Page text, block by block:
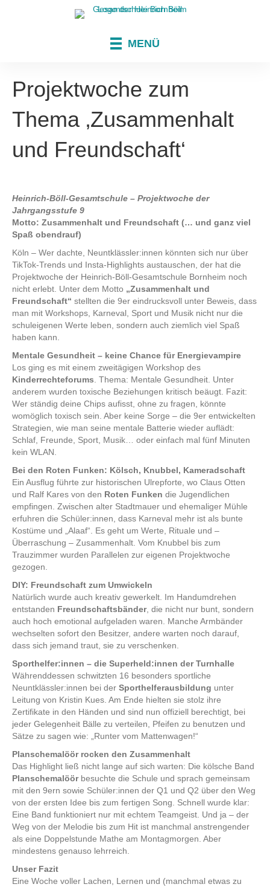
MENÜ
Projektwoche zum
Thema ‚Zusammenhalt
und Freundschaft‘
Heinrich-Böll-Gesamtschule – Projektwoche der
Jahrgangsstufe 9
Motto: Zusammenhalt und Freundschaft (… und ganz viel
Spaß obendrauf)
Köln – Wer dachte, Neuntklässler:innen könnten sich nur über
TikTok-Trends und Insta-Highlights austauschen, der hat die
Projektwoche der Heinrich-Böll-Gesamtschule Bornheim noch
nicht erlebt. Unter dem Motto „Zusammenhalt und
Freundschaft“ stellten die 9er eindrucksvoll unter Beweis, dass
man mit Workshops, Karneval, Sport und Musik nicht nur die
schuleigenen Werte leben, sondern auch ziemlich viel Spaß
haben kann.
Mentale Gesundheit – keine Chance für Energievampire
Los ging es mit einem zweitägigen Workshop des
Kinderrechteforums . Thema: Mentale Gesundheit. Unter
anderem wurden toxische Beziehungen kritisch beäugt. Fazit:
Wer ständig deine Chips aufisst, ohne zu fragen, könnte
womöglich toxisch sein. Aber keine Sorge – die 9er entwickelten
Strategien, wie man seine mentale Batterie wieder auflädt:
Schlaf, Freunde, Sport, Musik… oder einfach mal fünf Minuten
kein WLAN.
Bei den Roten Funken: Kölsch, Knubbel, Kameradschaft
Ein Ausflug führte zur historischen Ulrepforte, wo Claus Otten
und Ralf Kares von den Roten Funken die Jugendlichen
empfingen. Zwischen alter Stadtmauer und ehemaliger Mühle
erfuhren die Schüler:innen, dass Karneval mehr ist als bunte
Kostüme und „Alaaf“. Es geht um Werte, Rituale und –
Überraschung – Zusammenhalt. Vom Knubbel bis zum
Trauzimmer wurden Parallelen zur eigenen Projektwoche
gezogen.
DIY: Freundschaft zum Umwickeln
Natürlich wurde auch kreativ gewerkelt. Im Handumdrehen
entstanden Freundschaftsbänder, die nicht nur bunt, sondern
auch hoch emotional aufgeladen waren. Manche Armbänder
wechselten sofort den Besitzer, andere warten noch darauf,
dass sich jemand traut, sie zu verschenken.
Sporthelfer:innen – die Superheld:innen der Turnhalle
Währenddessen schwitzten 16 besonders sportliche
Neuntklässler:innen bei der Sporthelferausbildung unter
Leitung von Kristin Kues. Am Ende hielten sie stolz ihre
Zertifikate in den Händen und sind nun offiziell berechtigt, bei
jeder Gelegenheit Bälle zu verteilen, Pfeifen zu benutzen und
Sätze zu sagen wie: „Runter vom Mattenwagen!“
Planschemalöör rocken den Zusammenhalt
Das Highlight ließ nicht lange auf sich warten: Die kölsche Band
Planschemalöörbesuchte die Schule und sprach gemeinsam
mit den 9ern sowie Schüler:innen der Q1 und Q2 über den Weg
von der ersten Idee bis zum fertigen Song. Schnell wurde klar:
Eine Band funktioniert nur mit echtem Teamgeist. Und ja – der
Weg von der Melodie bis zum Hit ist manchmal anstrengender
als eine Doppelstunde Mathe am Montagmorgen. Aber
mindestens genauso lehrreich.
Unser Fazit
Eine Woche voller Lachen, Lernen und (manchmal etwas zu